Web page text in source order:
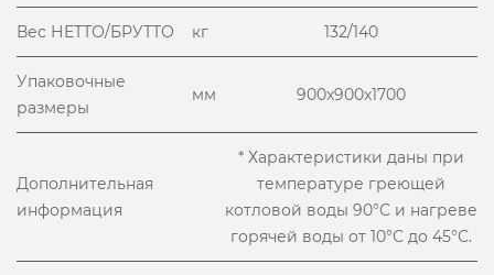
Вес НЕТТО/БРУТТО кг 132/140
Упаковочные
размеры
мм 900x900x1700
Дополнительная
информация
* Характеристики даны при
температуре греющей
котловой воды 90°С и нагреве
горячей воды от 10°С до 45°С.